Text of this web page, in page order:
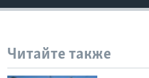
Читайте также